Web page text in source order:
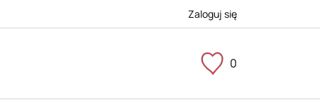
Zaloguj się
0